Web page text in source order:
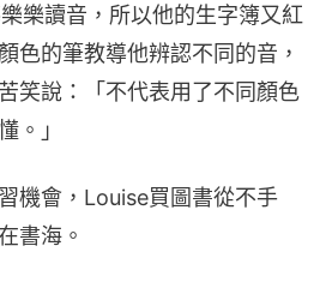
樂讀音，所以他的生字簿又紅
色的筆教導他辨認不同的音，
笑說：「不代表用了不同顏色
。」
機會，Louise買圖書從不手
書海。